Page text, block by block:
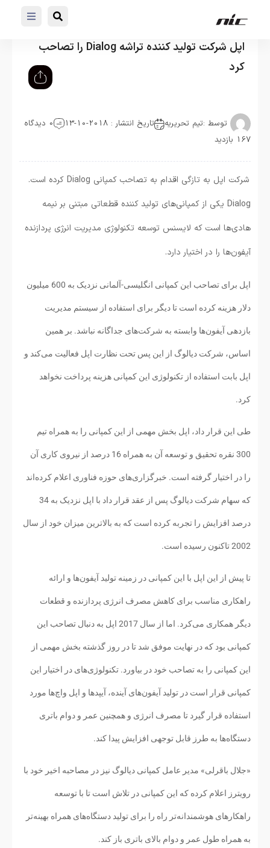
اپل شرکت تولید کننده تراشه Dialog را تصاحب
کرد
توسط :تیم تحریریه تاریخ انتشار : 2018-10-13
0 دیدگاه
167 بازدید
شرکت اپل به تازگی اقدام به تصاحب کمپانی Dialog کرده است.
Dialog یکی از کمپانی‌های تولید کننده قطعاتی مبتنی بر نیمه
هادی‌ها است که لایسنس توسعه تکنولوژی مدیریت انرژی پردازنده
آیفون‌ها را در اختیار دارد.
اپل برای تصاحب این کمپانی انگلیسی-آلمانی نزدیک به 600 میلیون
دلار هزینه کرده است تا دیگر برای استفاده از سیستم مدیریت
بازدهی آیفون‌ها وابسته به شرکت‌های جداگانه نباشد. بر همین
اساس، شرکت دیالوگ از این پس تحت نظارت اپل فعالیت می‌کند و
اپل بابت استفاده از تکنولوژی این کمپانی هزینه پرداخت نخواهد
کرد.
طی این قرار داد، اپل بخش مهمی از این کمپانی را به همراه تیم
300 نقره تحقیق و توسعه آن به همراه 16 درصد از نیروی کاری آن
را در اختیار گرفته است. خبرگزاری‌های حوزه فناوری اعلام کرده‌اند
که سهام شرکت دیالوگ پس از عقد قرار داد با اپل نزدیک به 34
درصد افزایش را تجربه کرده است که به بالاترین میزان خود از سال
2002 تاکنون رسیده است.
تا پیش از این اپل با این کمپانی در زمینه تولید آیفون‌ها و ارائه
راهکاری مناسب برای کاهش مصرف انرژی پردازنده و قطعات
دیگر همکاری می‌کرد. اما از سال 2017 اپل به دنبال تصاحب این
کمپانی بود که در نهایت موفق شد تا در روز گذشته بخش مهمی از
این کمپانی را به تصاحب خود در بیاورد. تکنولوژی‌های در اختیار این
کمپانی قرار است در تولید آیفون‌های آینده، آیپدها و اپل واچ‌ها مورد
استفاده قرار گیرد تا مصرف انرژی و همچنین عمر و دوام باتری
دستگاه‌ها به طرز قابل توجهی افزایش پیدا کند.
«جلال باقرلی» مدیر عامل کمپانی دیالوگ نیز در مصاحبه اخیر خود با
رویترز اعلام کرده که این کمپانی در تلاش است تا با توسعه
راهکارهای هوشمندانه‌تر راه را برای تولید دستگاه‌های همراه بهینه‌تر
به همراه طول عمر و دوام بالای باتری باز کند.